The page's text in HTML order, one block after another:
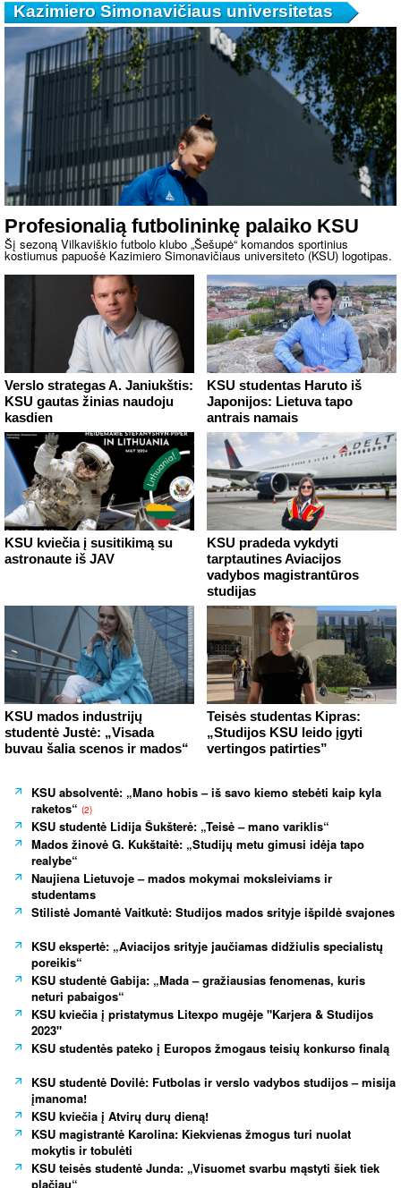
Kazimiero Simonavičiaus universitetas
Profesionalią futbolininkę palaiko KSU
Šį sezoną Vilkaviškio futbolo klubo „Šešupė“ komandos sportinius
kostiumus papuošė Kazimiero Simonavičiaus universiteto (KSU) logotipas.
Verslo strategas A. Janiukštis:
KSU gautas žinias naudoju
kasdien
KSU studentas Haruto iš
Japonijos: Lietuva tapo
antrais namais
KSU kviečia į susitikimą su
astronaute iš JAV
KSU pradeda vykdyti
tarptautines Aviacijos
vadybos magistrantūros
studijas
KSU mados industrijų
studentė Justė: „Visada
buvau šalia scenos ir mados“
Teisės studentas Kipras:
„Studijos KSU leido įgyti
vertingos patirties”
KSU absolventė: „Mano hobis – iš savo kiemo stebėti kaip kyla
raketos“ (2)
KSU studentė Lidija Šukšterė: „Teisė – mano variklis“
Mados žinovė G. Kukštaitė: „Studijų metu gimusi idėja tapo
realybe“
Naujiena Lietuvoje – mados mokymai moksleiviams ir
studentams
Stilistė Jomantė Vaitkutė: Studijos mados srityje išpildė svajones
KSU ekspertė: „Aviacijos srityje jaučiamas didžiulis specialistų
poreikis“
KSU studentė Gabija: „Mada – gražiausias fenomenas, kuris
neturi pabaigos“
KSU kviečia į pristatymus Litexpo mugėje "Karjera & Studijos
2023"
KSU studentės pateko į Europos žmogaus teisių konkurso finalą
KSU studentė Dovilė: Futbolas ir verslo vadybos studijos – misija
įmanoma!
KSU kviečia į Atvirų durų dieną!
KSU magistrantė Karolina: Kiekvienas žmogus turi nuolat
mokytis ir tobulėti
KSU teisės studentė Junda: „Visuomet svarbu mąstyti šiek tiek
plačiau“